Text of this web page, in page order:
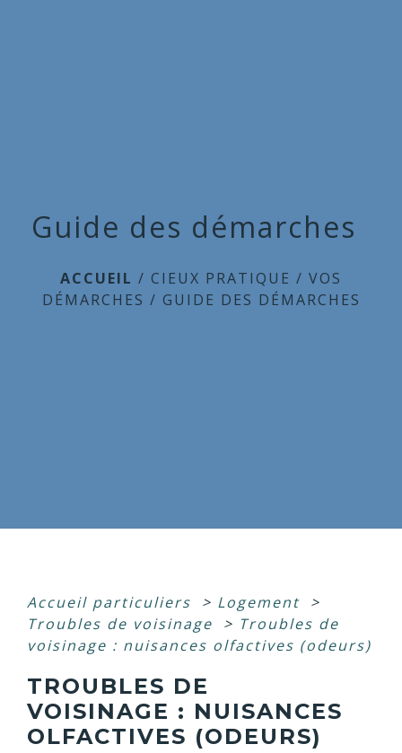
Guide des démarches
ACCUEIL / CIEUX PRATIQUE / VOS
DÉMARCHES / GUIDE DES DÉMARCHES
Accueil particuliers > Logement >
Troubles de voisinage
> Troubles de
voisinage : nuisances olfactives (odeurs)
TROUBLES DE
VOISINAGE : NUISANCES
OLFACTIVES (ODEURS)